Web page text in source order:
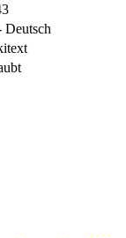
Deutsch